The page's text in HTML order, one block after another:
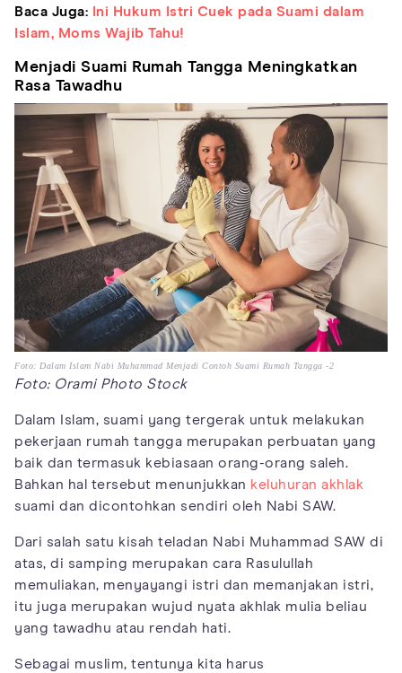
Baca Juga:
Ini Hukum Istri Cuek pada Suami dalam
Islam, Moms Wajib Tahu!
Menjadi Suami Rumah Tangga Meningkatkan
Rasa Tawadhu
Foto: Dalam Islam Nabi Muhammad Menjadi Contoh Suami Rumah Tangga -2
Foto: Orami Photo Stock
Dalam Islam, suami yang tergerak untuk melakukan
pekerjaan rumah tangga merupakan perbuatan yang
baik dan termasuk kebiasaan orang-orang saleh.
Bahkan hal tersebut menunjukkan keluhuran akhlak
suami dan dicontohkan sendiri oleh Nabi SAW.
Dari salah satu kisah teladan Nabi Muhammad SAW di
atas, di samping merupakan cara Rasulullah
memuliakan, menyayangi istri dan memanjakan istri,
itu juga merupakan wujud nyata akhlak mulia beliau
yang tawadhu atau rendah hati.
Sebagai muslim, tentunya kita harus